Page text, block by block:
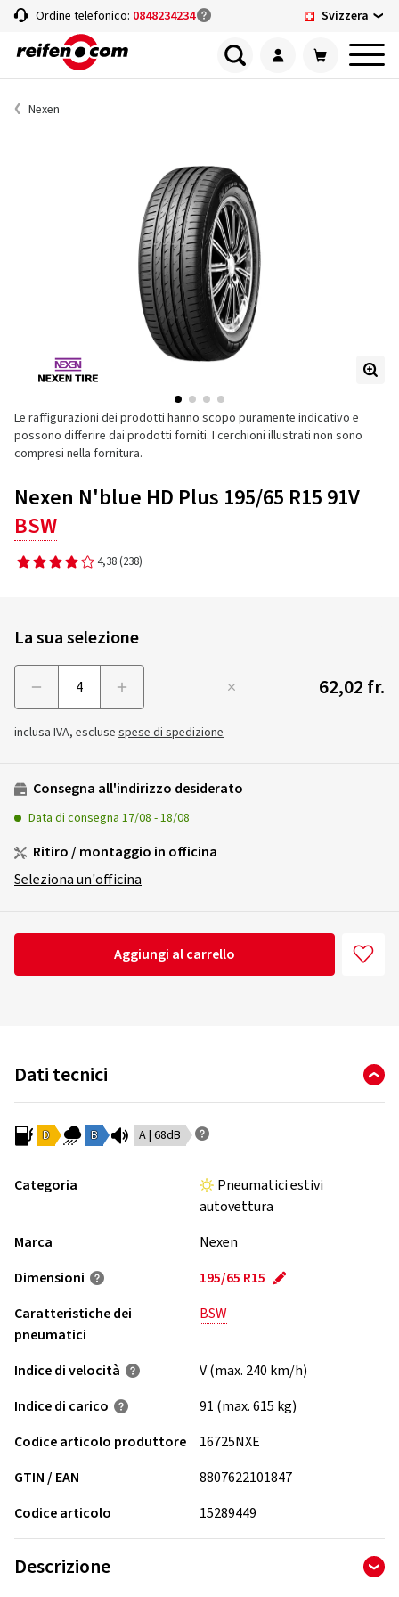
Ordine telefonico: 0848234234 Svizzera
Nexen
Le raffigurazioni dei prodotti hanno scopo puramente indicativo e
possono differire dai prodotti forniti. I cerchioni illustrati non sono
compresi nella fornitura.
Nexen N'blue HD Plus 195/65 R15 91V
BSW
4,38 (238)
La sua selezione
62,02 fr.
inclusa IVA, escluse spese di spedizione
Consegna all'indirizzo desiderato
Data di consegna 17/08 -18/08
Ritiro / montaggio in officina
Seleziona un'officina
Aggiungi al carrello
Dati tecnici
D B A | 68dB
Categoria
Pneumatici estivi
autovettura
Marca
Nexen
Dimensioni
195/65 R15
Caratteristiche dei
pneumatici
BSW
Indice di velocità
V (max. 240 km/h)
Indice di carico
91 (max. 615 kg)
Codice articolo produttore
16725NXE
GTIN / EAN
8807622101847
Codice articolo
15289449
Descrizione